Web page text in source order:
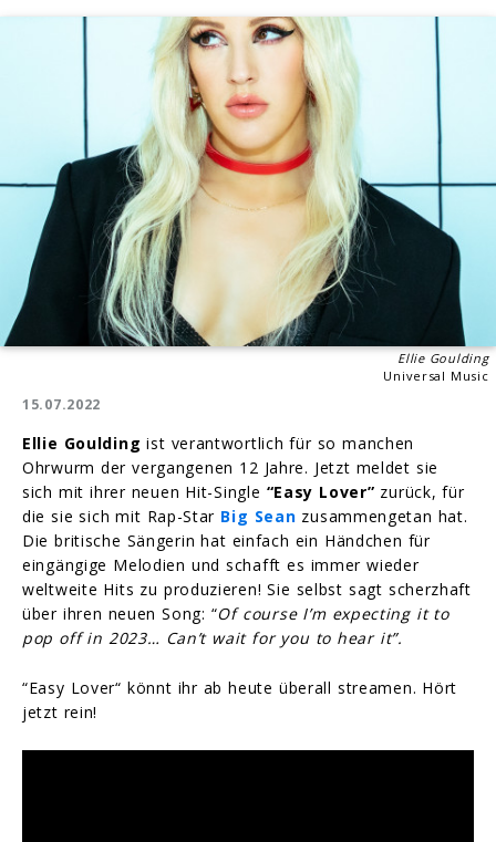
Ellie Goulding
Universal Music
15.07.2022
Ellie Goulding ist verantwortlich für so manchen
Ohrwurm der vergangenen 12 Jahre. Jetzt meldet sie
sich mit ihrer neuen Hit-Single “Easy Lover” zurück, für
die sie sich mit Rap-Star Big Sean zusammengetan hat.
Die britische Sängerin hat einfach ein Händchen für
eingängige Melodien und schafft es immer wieder
weltweite Hits zu produzieren! Sie selbst sagt scherzhaft
über ihren neuen Song: “Of course I’m expecting it to
pop off in 2023… Can’t wait for you to hear it”.
“Easy Lover“ könnt ihr ab heute überall streamen. Hört
jetzt rein!